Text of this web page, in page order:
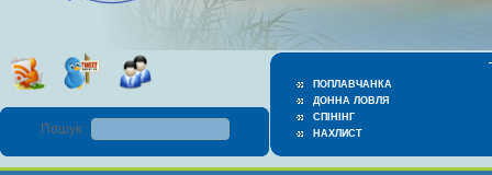
ПОПЛАВЧАНКА
ДОННА ЛОВЛЯ
СПІНІНГ
НАХЛИСТ
Пошук :